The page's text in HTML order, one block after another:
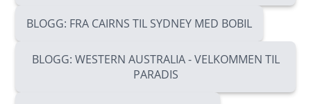
BLOGG: FRA CAIRNS TIL SYDNEY MED BOBIL
BLOGG: WESTERN AUSTRALIA - VELKOMMEN TIL
PARADIS